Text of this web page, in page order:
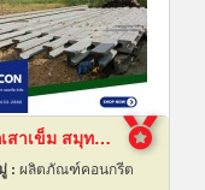
รับตอกเสาเข็ม สมุทรปราการ ราคาถูก
: ผลิตภัณฑ์คอนกรีต